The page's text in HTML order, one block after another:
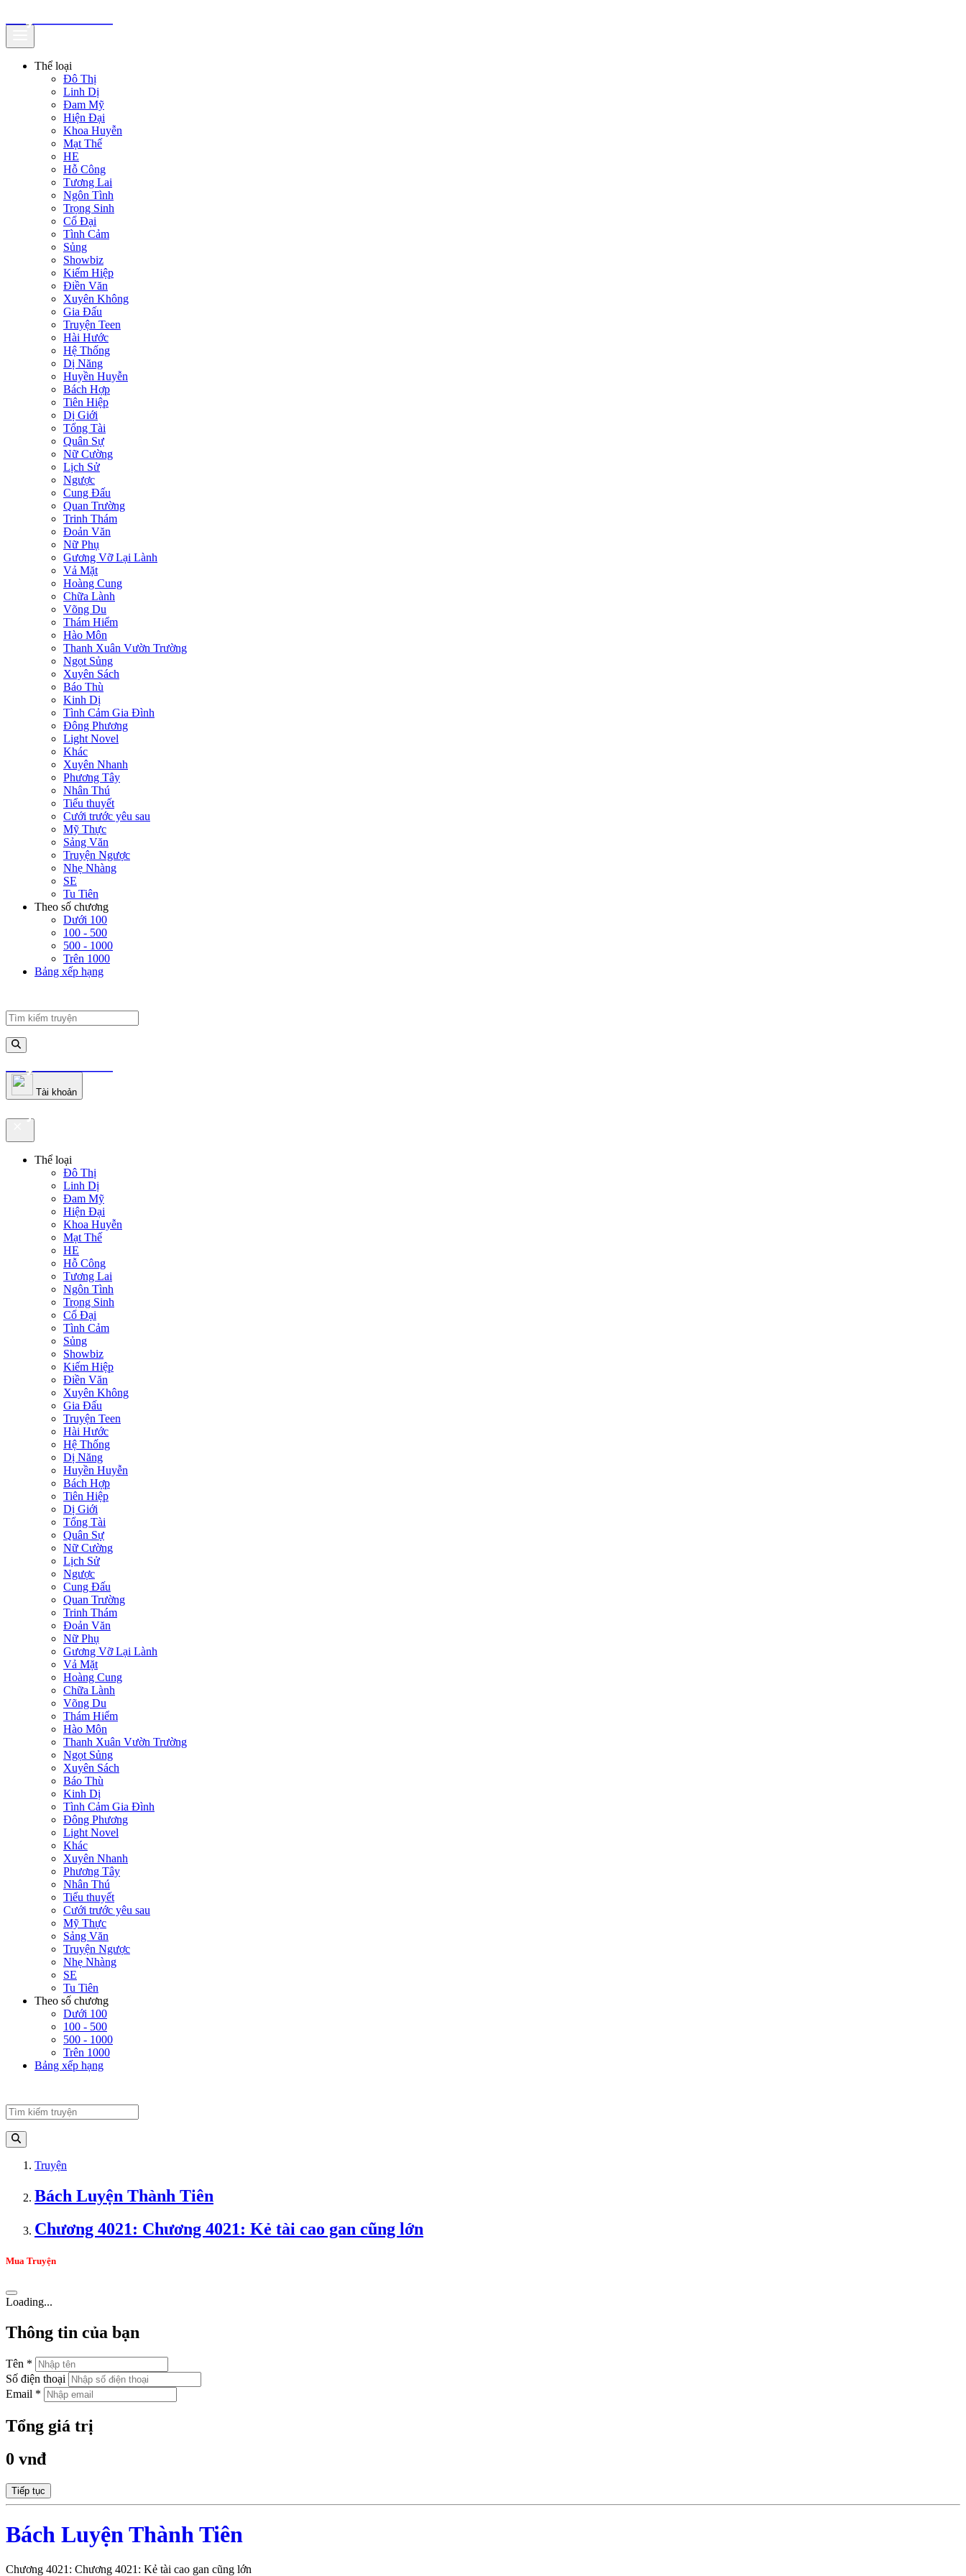
Thể loại
Đô Thị
Linh Dị
Đam Mỹ
Hiện Đại
Khoa Huyễn
Mạt Thế
HE
Hỗ Công
Tương Lai
Ngôn Tình
Trọng Sinh
Cổ Đại
Tình Cảm
Sủng
Showbiz
Kiếm Hiệp
Điền Văn
Xuyên Không
Gia Đấu
Truyện Teen
Hài Hước
Hệ Thống
Dị Năng
Huyền Huyễn
Bách Hợp
Tiên Hiệp
Dị Giới
Tổng Tài
Quân Sự
Nữ Cường
Lịch Sử
Ngược
Cung Đấu
Quan Trường
Trinh Thám
Đoản Văn
Nữ Phụ
Gương Vỡ Lại Lành
Vả Mặt
Hoàng Cung
Chữa Lành
Võng Du
Thám Hiểm
Hào Môn
Thanh Xuân Vườn Trường
Ngọt Sủng
Xuyên Sách
Báo Thù
Kinh Dị
Tình Cảm Gia Đình
Đông Phương
Light Novel
Khác
Xuyên Nhanh
Phương Tây
Nhân Thú
Tiểu thuyết
Cưới trước yêu sau
Mỹ Thực
Sảng Văn
Truyện Ngược
Nhẹ Nhàng
SE
Tu Tiên
Theo số chương
Dưới 100
100 - 500
500 - 1000
Trên 1000
Bảng xếp hạng
truyenfullz.com
Tài khoản
truyenfullz.com
Thể loại
Đô Thị
Linh Dị
Đam Mỹ
Hiện Đại
Khoa Huyễn
Mạt Thế
HE
Hỗ Công
Tương Lai
Ngôn Tình
Trọng Sinh
Cổ Đại
Tình Cảm
Sủng
Showbiz
Kiếm Hiệp
Điền Văn
Xuyên Không
Gia Đấu
Truyện Teen
Hài Hước
Hệ Thống
Dị Năng
Huyền Huyễn
Bách Hợp
Tiên Hiệp
Dị Giới
Tổng Tài
Quân Sự
Nữ Cường
Lịch Sử
Ngược
Cung Đấu
Quan Trường
Trinh Thám
Đoản Văn
Nữ Phụ
Gương Vỡ Lại Lành
Vả Mặt
Hoàng Cung
Chữa Lành
Võng Du
Thám Hiểm
Hào Môn
Thanh Xuân Vườn Trường
Ngọt Sủng
Xuyên Sách
Báo Thù
Kinh Dị
Tình Cảm Gia Đình
Đông Phương
Light Novel
Khác
Xuyên Nhanh
Phương Tây
Nhân Thú
Tiểu thuyết
Cưới trước yêu sau
Mỹ Thực
Sảng Văn
Truyện Ngược
Nhẹ Nhàng
SE
Tu Tiên
Theo số chương
Dưới 100
100 - 500
500 - 1000
Trên 1000
Bảng xếp hạng
Truyện
Bách Luyện Thành Tiên
Chương 4021: Chương 4021: Kẻ tài cao gan cũng lớn
Mua Truyện
Loading...
Thông tin của bạn
Tên *
Số điện thoại
Email *
Tổng giá trị
0 vnđ
Tiếp tục
Bách Luyện Thành Tiên
Chương 4021: Chương 4021: Kẻ tài cao gan cũng lớn